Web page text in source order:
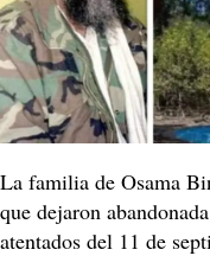
La familia de Osama
que dejaron
atentados del 11 de